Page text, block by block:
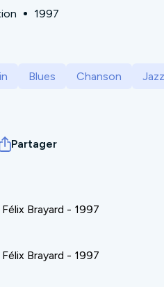
1997
Blues Chanson
Partager
Félix Brayard - 1997
Félix Brayard - 1997